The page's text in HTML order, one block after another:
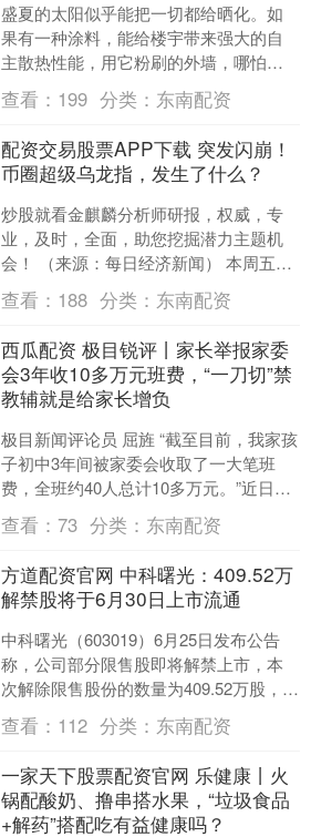
盛夏的太阳似乎能把一切都给晒化。如
果有一种涂料，能给楼宇带来强大的自
主散热性能，用它粉刷的外墙，哪怕在
烈日下依然可以保持凉爽，该有多好？
如今，这样的理想材料已....
查看： 199 分类： 东南配资
配资交易股票APP下载 突发闪崩！
币圈超级乌龙指，发生了什么？
炒股就看金麒麟分析师研报，权威，专
业，及时，全面，助您挖掘潜力主题机
会！ （来源：每日经济新闻） 本周五，
韩国加密货币交易所Bithumb误向用户发
放了价值超过....
查看： 188 分类： 东南配资
西瓜配资 极目锐评丨家长举报家委
会3年收10多万元班费，“一刀切”禁
教辅就是给家长增负
极目新闻评论员 屈旌 “截至目前，我家孩
子初中3年间被家委会收取了一大笔班
费，全班约40人总计10多万元。”近日，
一重庆家长举报称，收费加重了家长负
担，希望相关....
查看：73 分类： 东南配资
方道配资官网 中科曙光：409.52万
解禁股将于6月30日上市流通
中科曙光（603019）6月25日发布公告
称，公司部分限售股即将解禁上市，本
次解除限售股份的数量为409.52万股，占
公司发行总股本的0.28%，本次解除限售
的....
查看： 112 分类： 东南配资
一家天下股票配资官网 乐健康丨火
锅配酸奶、撸串搭水果，“垃圾食品
+解药”搭配吃有益健康吗？